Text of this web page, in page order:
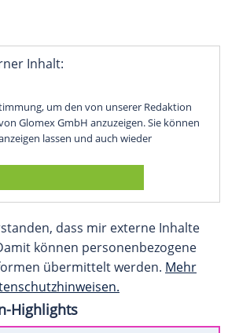
Inhalt:
um den von unserer Redaktion
Glomex GmbH anzuzeigen. Sie können
lassen und auch wieder
dass mir externe Inhalte
können personenbezogene
übermittelt werden. Mehr
Highlights